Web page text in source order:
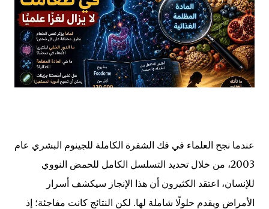
عندما نجح العلماء في فك الشفرة الكاملة للجينوم البشري عام
2003، من خلال تحديد التسلسل الكامل للحمض النووي
للإنسان، اعتقد الكثيرون أن هذا الإنجاز سيكشف أسرار
الأمراض ويقدم حلولًا شاملة لها. لكن النتائج كانت مفاجئة؛ إذ